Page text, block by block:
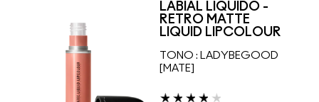
LABIAL LÍQUIDO -
RETRO MATTE
LIQUID LIPCOLOUR
TONO : LADYBEGOOD
[MATE]